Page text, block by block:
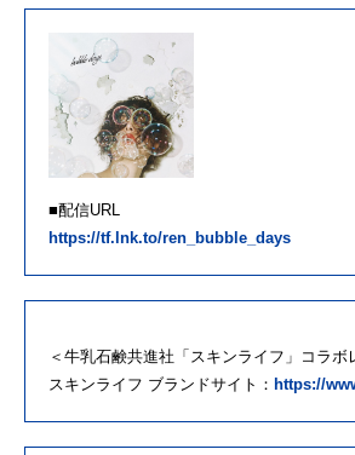
■配信URL
https://tf.lnk.to/ren_bubble_days
＜牛乳石鹸共進社「スキンライフ」コラボ
スキンライフ ブランドサイト： https://